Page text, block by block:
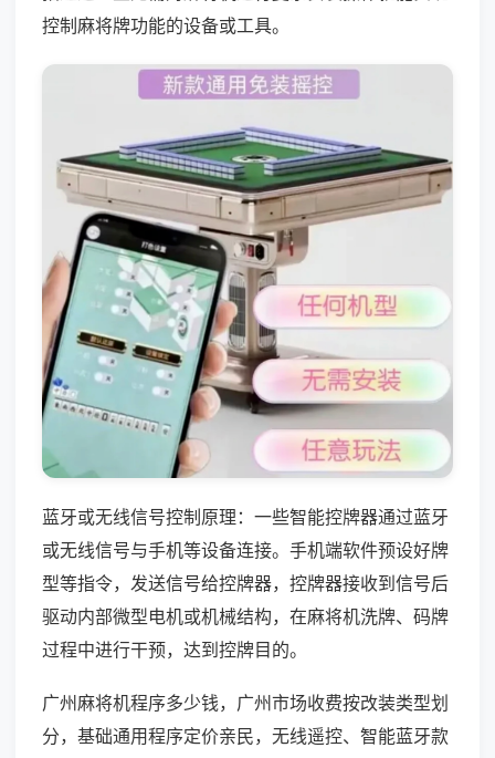
控制麻将牌功能的设备或工具。
蓝牙或无线信号控制原理：一些智能控牌器通过蓝牙
或无线信号与手机等设备连接。手机端软件预设好牌
型等指令，发送信号给控牌器，控牌器接收到信号后
驱动内部微型电机或机械结构，在麻将机洗牌、码牌
过程中进行干预，达到控牌目的。
广州麻将机程序多少钱，广州市场收费按改装类型划
分，基础通用程序定价亲民，无线遥控、智能蓝牙款